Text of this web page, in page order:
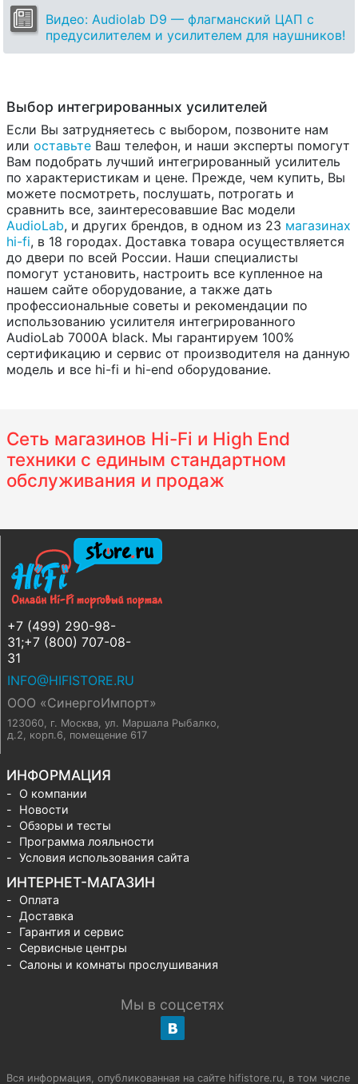
Видео: Audiolab D9 — флагманский ЦАП с
предусилителем и усилителем для наушников!
Выбор интегрированных усилителей
Если Вы затрудняетесь с выбором, позвоните нам
или оставьте Ваш телефон, и наши эксперты помогут
Вам подобрать лучший интегрированный усилитель
по характеристикам и цене. Прежде, чем купить, Вы
можете посмотреть, послушать, потрогать и
сравнить все, заинтересовавшие Вас модели
AudioLab, и других брендов, в одном из 23 магазинах
hi-fi, в 18 городах. Доставка товара осуществляется
до двери по всей России. Наши специалисты
помогут установить, настроить все купленное на
нашем сайте оборудование, а также дать
профессиональные советы и рекомендации по
использованию усилителя интегрированного
AudioLab 7000A black. Мы гарантируем 100%
сертификацию и сервис от производителя на данную
модель и все hi-fi и hi-end оборудование.
Сеть магазинов Hi-Fi и High End
техники с единым стандартном
обслуживания и продаж
+7 (499) 290-98-
31;+7 (800) 707-08-
31
INFO@HIFISTORE.RU
ООО «СинергоИмпорт»
123060, г. Москва, ул. Маршала Рыбалко,
д.2, корп.6, помещение 617
ИНФОРМАЦИЯ
О компании
Новости
Обзоры и тесты
Программа лояльности
Условия использования сайта
ИНТЕРНЕТ-МАГАЗИН
Оплата
Доставка
Гарантия и сервис
Сервисные центры
Салоны и комнаты прослушивания
Мы в соцсетях
Вся информация, опубликованная на сайте hifistore.ru, в том числе